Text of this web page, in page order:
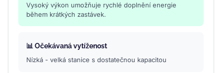
Vysoký výkon umožňuje rychlé doplnění energie
během krátkých zastávek.
📊 Očekávaná vytíženost
Nízká - velká stanice s dostatečnou kapacitou